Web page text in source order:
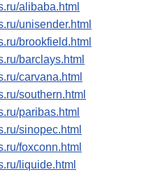
alibaba.html
unisender.html
brookfield.html
barclays.html
carvana.html
southern.html
paribas.html
sinopec.html
foxconn.html
liquide.html